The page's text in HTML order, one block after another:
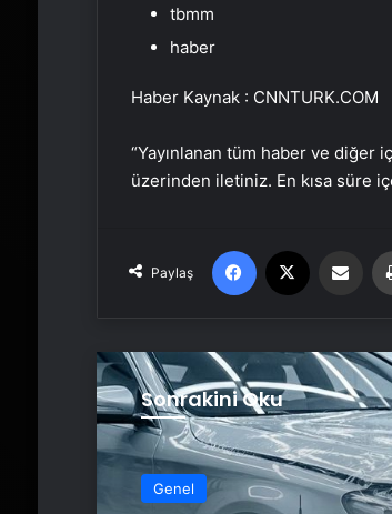
tbmm
haber
Haber Kaynak : CNNTURK.COM
“Yayınlanan tüm haber ve
üzerinden iletiniz. En kısa süre
Paylaş
Facebook
Sonrakini Oku
Genel